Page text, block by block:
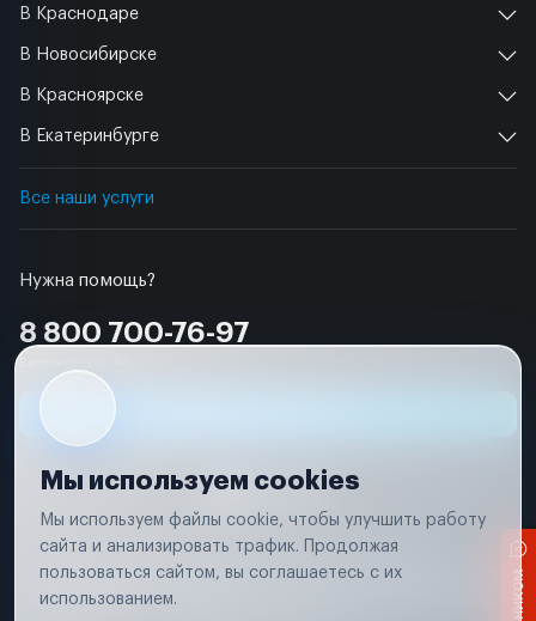
Нужна помощь?
8 800 700-76-97
В Краснодаре
В Новосибирске
В Красноярске
В Екатеринбурге
Все наши услуги
Условия использования
Удаление аккаунта
Вся информация, представленная на сайте, носит исключительно
соответствии с положениями статьи 437 (п. 2) Гражданского кодекса
Мы используем cookies
Мы используем файлы cookie, чтобы улучшить работу
сайта и анализировать трафик. Продолжая
пользоваться сайтом, вы соглашаетесь с их
использованием.